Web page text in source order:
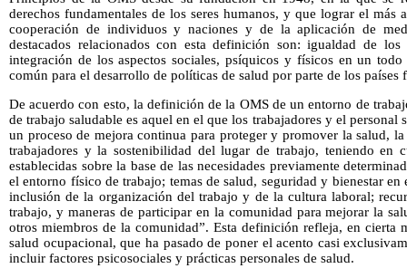
derechos fundamentales de los seres humanos, y que lograr el más
cooperación de individuos y naciones y de la aplicación de
destacados relacionados con esta definición son: igualdad de
integración de los aspectos sociales, psíquicos y físicos en un
común para el desarrollo de políticas de salud por parte de los países
De acuerdo con esto, la definición de la OMS de un entorno de
de trabajo saludable es aquel en el que los trabajadores y el
un proceso de mejora continua para proteger y promover la salud,
trabajadores y la sostenibilidad del lugar de trabajo, teniendo en
establecidas sobre la base de las necesidades previamente
el entorno físico de trabajo; temas de salud, seguridad y bienestar
inclusión de la organización del trabajo y de la cultura laboral;
trabajo, y maneras de participar en la comunidad para mejorar la
otros miembros de la comunidad”. Esta definición refleja, en cierta
salud ocupacional, que ha pasado de poner el acento casi
incluir factores psicosociales y prácticas personales de salud.